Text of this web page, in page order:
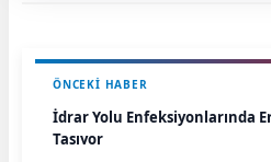
ÖNCEKI HABER
İdrar Yolu Enfeksiyonlarında
Taşıyor